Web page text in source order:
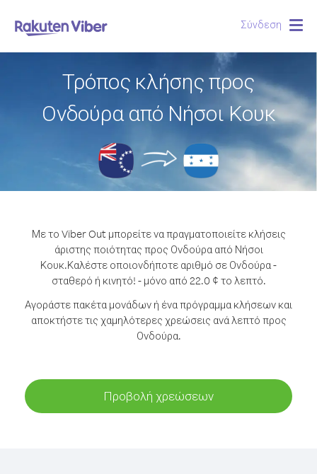
Σύνδεση
Τρόπος κλήσης προς
Ονδούρα από Νήσοι Κουκ
Με το Viber Out μπορείτε να πραγματοποιείτε κλήσεις
άριστης ποιότητας προς Ονδούρα από Νήσοι
Κουκ.Καλέστε οποιονδήποτε αριθμό σε Ονδούρα -
σταθερό ή κινητό! - μόνο από 22.0 ¢ το λεπτό.
Αγοράστε πακέτα μονάδων ή ένα πρόγραμμα κλήσεων και
αποκτήστε τις χαμηλότερες χρεώσεις ανά λεπτό προς
Ονδούρα.
Προβολή χρεώσεων